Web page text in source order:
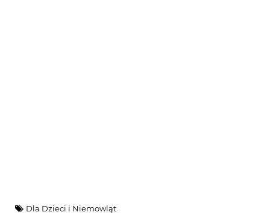
Dla Dzieci i Niemowląt